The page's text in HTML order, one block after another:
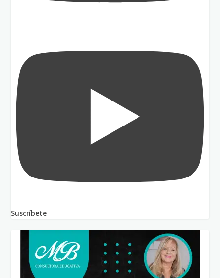
Suscríbete